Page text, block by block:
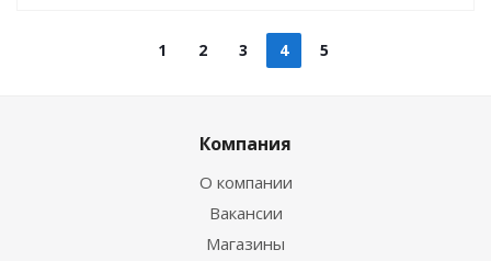
1 2 3 4 5
Компания
О компании
Вакансии
Магазины